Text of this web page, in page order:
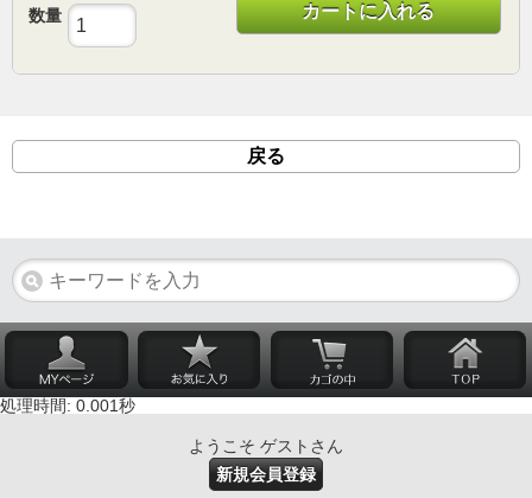
数量 カートに入れる
戻る
処理時間: 0.001秒
ようこそ ゲストさん
新規会員登録